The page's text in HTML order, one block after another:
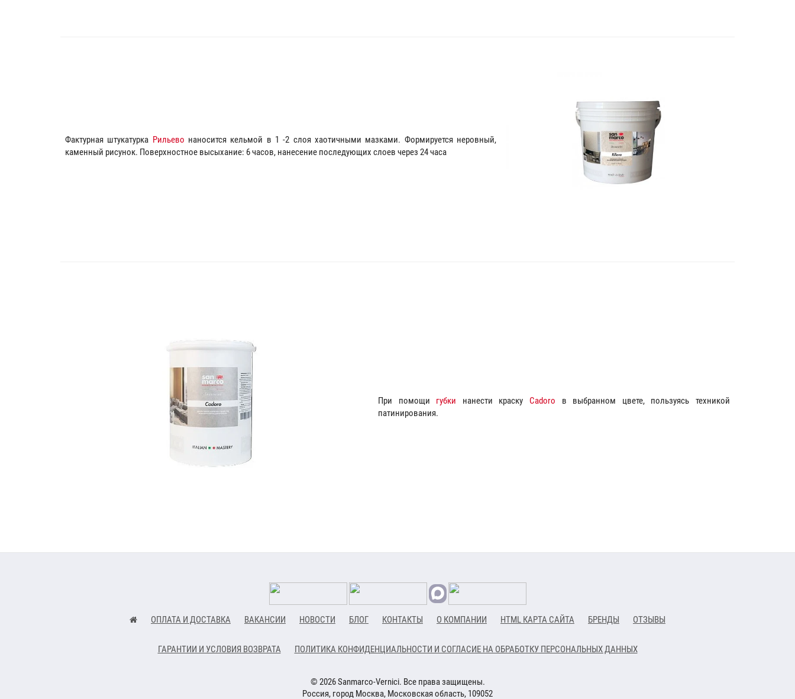
Фактурная штукатурка Рильево наносится кельмой в 1 -2 слоя хаотичными мазками. Формируется неровный,
каменный рисунок. Поверхностное высыхание: 6 часов, нанесение последующих слоев через 24 часа
При помощи губки нанести краскуCadoro в выбранном цвете, пользуясь техникой
патинирования.
ОПЛАТА И ДОСТАВКА ВАКАНСИИ НОВОСТИ БЛОГ КОНТАКТЫ О КОМПАНИИ HTML КАРТА САЙТА БРЕНДЫ ОТЗЫВЫ
ГАРАНТИИ И УСЛОВИЯ ВОЗВРАТА ПОЛИТИКА КОНФИДЕНЦИАЛЬНОСТИ И СОГЛАСИЕ НА ОБРАБОТКУ ПЕРСОНАЛЬНЫХ ДАННЫХ
© 2026 Sanmarco-Vernici. Все права защищены.
Россия, город Москва, Московская область, 109052